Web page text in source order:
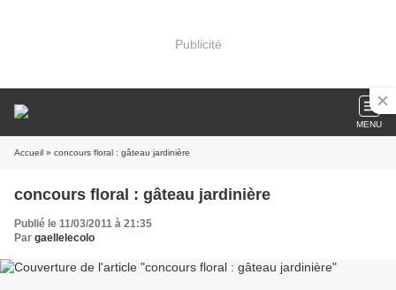
Publicité
MENU
Accueil » concours floral : gâteau jardinière
concours floral : gâteau jardinière
Publié le 11/03/2011 à 21:35
Par gaellelecolo